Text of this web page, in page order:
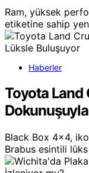
Ram, yüksek
etiketine sahip
Haberler
Toyota Land
Black Box 4x4,
Brabus esintili